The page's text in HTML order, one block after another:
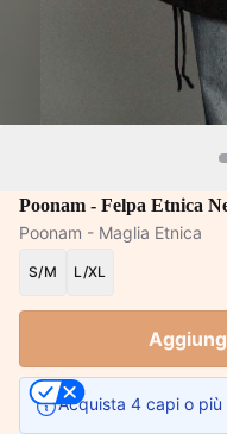
Poonam - Felpa Etnica
Poonam - Maglia Etnica
S/M L/XL
Acquista 4 capi o più